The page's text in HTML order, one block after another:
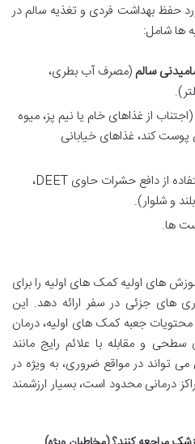
حفظ بهداشت فردی و تغذیه سالم در
ها شامل:
سالم (مصرف آب بطری،
از غذاهای خام یا نیم پز، میوه
کند، غذاهای خیابانی
روش های دفع حشرات (استفاده از دافع حشرات حاوی DEET،
و شلوار).
ها.
های اولیه کمک های اولیه را برای
های جزئی در سفر ارائه دهد. این
جعبه کمک های اولیه، درمان
و مقابله با علائم رایج مانند
تواند در مواقع ضروری، به ویژه در
درمانی محدود است، بسیار ارزشمند